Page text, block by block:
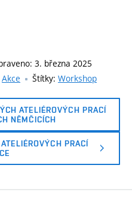
3. března 2025
Akce Štítky: Workshop
ATELIÉROVÝCH PRACÍ
NĚMČICÍCH
PRACÍ